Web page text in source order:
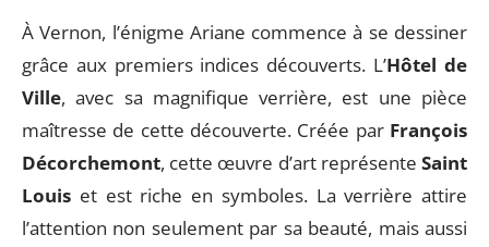
À Vernon, l’énigme Ariane commence à se dessiner
grâce aux premiers indices découverts. L’Hôtel de
Ville, avec sa magnifique verrière, est une pièce
maîtresse de cette découverte. Créée par François
Décorchemont, cette œuvre d’art représente Saint
Louis et est riche en symboles. La verrière attire
l’attention non seulement par sa beauté, mais aussi